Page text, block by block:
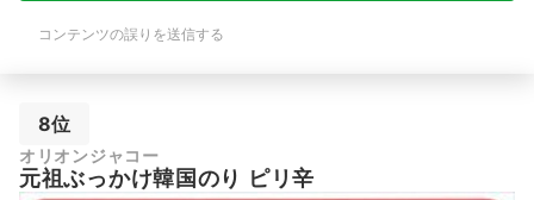
コンテンツの誤りを送信する
8位
オリオンジャコー
元祖ぶっかけ韓国のり ピリ辛